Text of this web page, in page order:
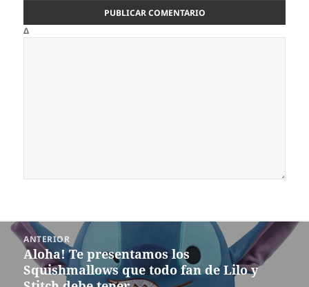
Δ
Navegación
entradas
ANTERIOR
Entrada
anterior:
Aloha! Te presentamos los
Squishmallows que todo fan de Lilo y